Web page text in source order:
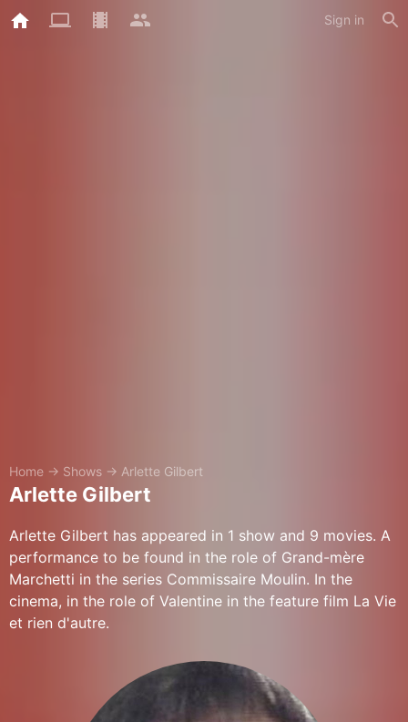
Sign in
Home → Shows → Arlette Gilbert
Arlette Gilbert
Arlette Gilbert has appeared in 1 show and 9 movies. A
performance to be found in the role of Grand-mère
Marchetti in the series Commissaire Moulin. In the
cinema, in the role of Valentine in the feature film La Vie
et rien d'autre.